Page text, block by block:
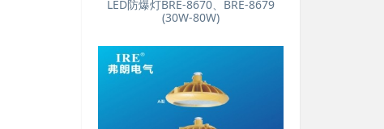
LED防爆灯BRE-8670、BRE-8679
(30W-80W)